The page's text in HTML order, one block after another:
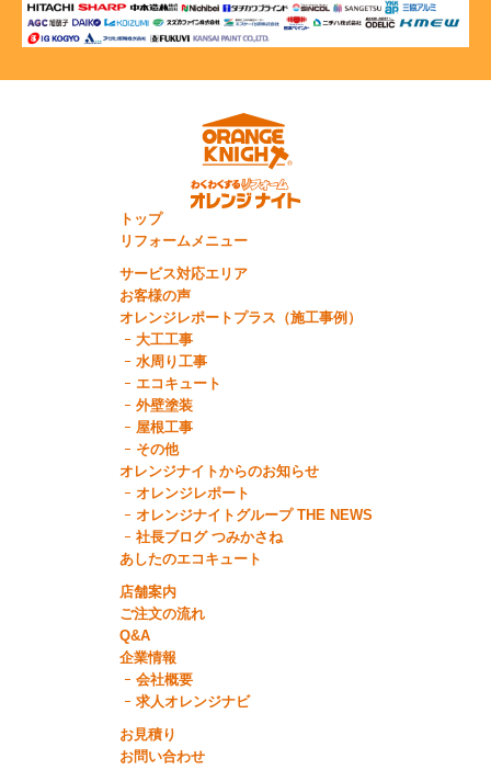
トップ
リフォームメニュー
サービス対応エリア
お客様の声
オレンジレポートプラス（施工事例）
大工工事
水周り工事
エコキュート
外壁塗装
屋根工事
その他
オレンジナイトからのお知らせ
オレンジレポート
オレンジナイトグループ THE NEWS
社長ブログ つみかさね
あしたのエコキュート
店舗案内
ご注文の流れ
Q&A
企業情報
会社概要
求人オレンジナビ
お見積り
お問い合わせ